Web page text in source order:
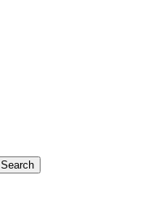
Search